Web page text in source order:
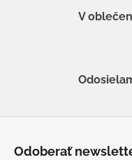
V
Odoberať